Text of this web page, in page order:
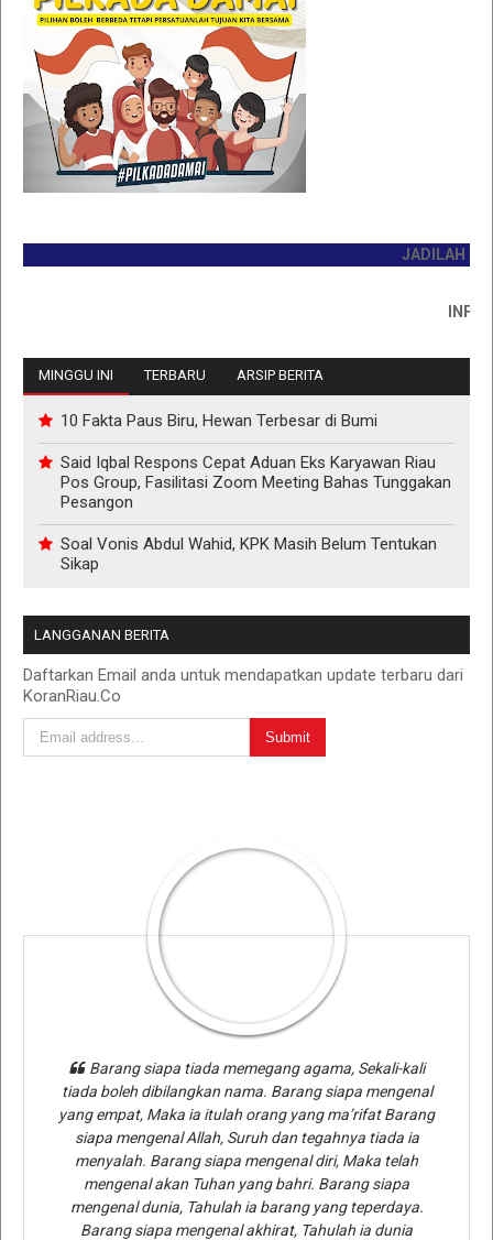
JADILAH
INFO
MINGGU INI TERBARU ARSIP BERITA
10 Fakta Paus Biru, Hewan Terbesar di Bumi
Said Iqbal Respons Cepat Aduan Eks Karyawan Riau
Pos Group, Fasilitasi Zoom Meeting Bahas Tunggakan
Pesangon
Soal Vonis Abdul Wahid, KPK Masih Belum Tentukan
Sikap
LANGGANAN BERITA
Daftarkan Email anda untuk mendapatkan update terbaru dari
KoranRiau.Co
Barang siapa tiada memegang agama, Sekali-kali
tiada boleh dibilangkan nama. Barang siapa mengenal
yang empat, Maka ia itulah orang yang ma’rifat Barang
siapa mengenal Allah, Suruh dan tegahnya tiada ia
menyalah. Barang siapa mengenal diri, Maka telah
mengenal akan Tuhan yang bahri. Barang siapa
mengenal dunia, Tahulah ia barang yang teperdaya.
Barang siapa mengenal akhirat, Tahulah ia dunia